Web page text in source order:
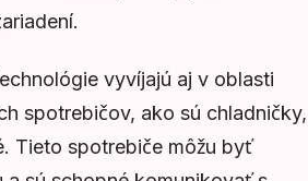
vyvíjajú aj v oblasti
spotrebičov, ako sú chladničky,
Tieto spotrebiče môžu byť